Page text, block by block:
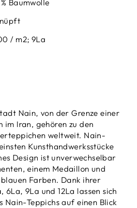
Baumwolle
/ m2; 9La
Nain, von der Grenze einer
im Iran, gehören zu den
weltweit. Nain-
Kunsthandwerksstücke
Design ist unverwechselbar
einem Medaillon und
Farben. Dank ihrer
6La, 9La und 12La lassen sich
Nain-Teppichs auf einen Blick